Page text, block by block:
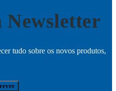
Newsletter
tudo sobre os novos produtos,